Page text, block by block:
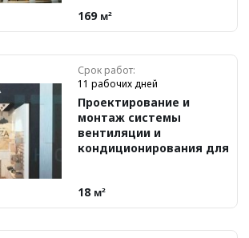
169 м²
Срок работ:
11 рабочих дней
Проектирование и
монтаж системы
вентиляции и
кондиционирования для
18 м²